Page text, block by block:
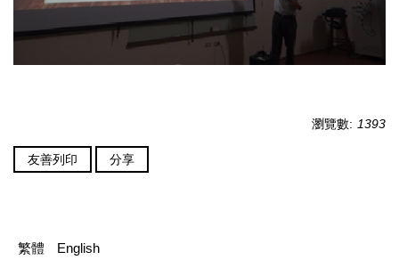
瀏覽數: 1393
友善列印 分享
繁體 English